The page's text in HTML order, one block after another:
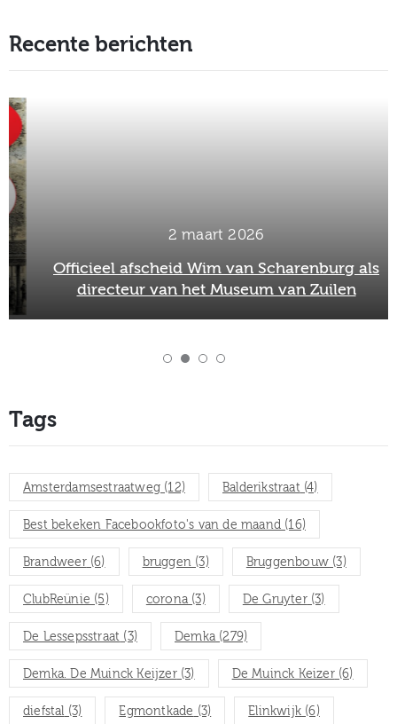
Recente berichten
2 maart 2026
Officieel afscheid Wim van Scharenburg als
directeur van het Museum van Zuilen
Tags
Amsterdamsestraatweg (12) Balderikstraat(4)
Best bekeken Facebookfoto's van de maand (16)
Brandweer(6) bruggen (3) Bruggenbouw (3)
ClubReünie (5) corona (3) De Gruyter(3)
De Lessepsstraat (3) Demka (279)
Demka. De Muinck Keijzer(3) De Muinck Keizer(6)
diefstal (3) Egmontkade (3) Elinkwijk (6)